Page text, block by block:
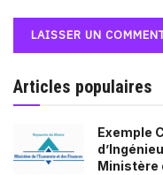
Articles populaires
Exemple
Ministère